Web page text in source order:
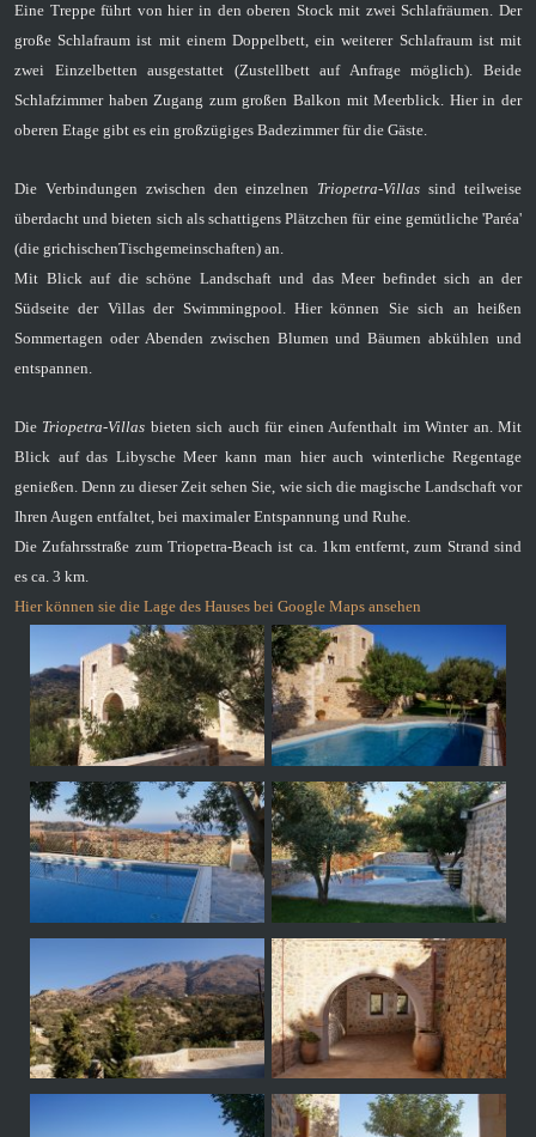
Eine Treppe führt von hier in den oberen Stock mit zwei Schlafräumen.Der
große Schlafraum ist mit einem Doppelbett, ein weiterer Schlafraum ist mit
zwei Einzelbetten ausgestattet (Zustellbett auf Anfrage möglich).Beide
Schlafzimmer haben Zugang zum großen Balkon mit Meerblick. Hier in der
oberen Etage gibt es ein großzügiges Badezimmer für die Gäste.
Die Verbindungen zwischen den einzelnen Triopetra-Villas sind teilweise
überdacht und bieten sich als schattigens Plätzchen für eine gemütliche 'Paréa'
(die grichischenTischgemeinschaften) an.
Mit Blick auf die schöne Landschaft und das Meer befindet sich an der
Südseite der Villas derSwimmingpool. Hier können Sie sich an heißen
Sommertagen oder Abenden zwischen Blumen und Bäumen abkühlen und
entspannen.
Die Triopetra-Villas bieten sich auch für einen Aufenthalt im Winter an.Mit
Blick auf das Libysche Meer kann man hier auch winterliche Regentage
genießen. Denn zu dieser Zeit sehen Sie, wie sich die magische Landschaft vor
Ihren Augen entfaltet, bei maximaler Entspannung und Ruhe.
Die Zufahrsstraße zum Triopetra-Beach ist ca. 1km entfernt, zum Strand sind
es ca. 3 km.
Hier können sie die Lage des Hauses bei Google Maps ansehen